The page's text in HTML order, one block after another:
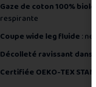
Gaze de coton 100%
respirante
Coupe wide leg fluide :
Décolleté ravissant dans
Certifiée OEKO-TEX